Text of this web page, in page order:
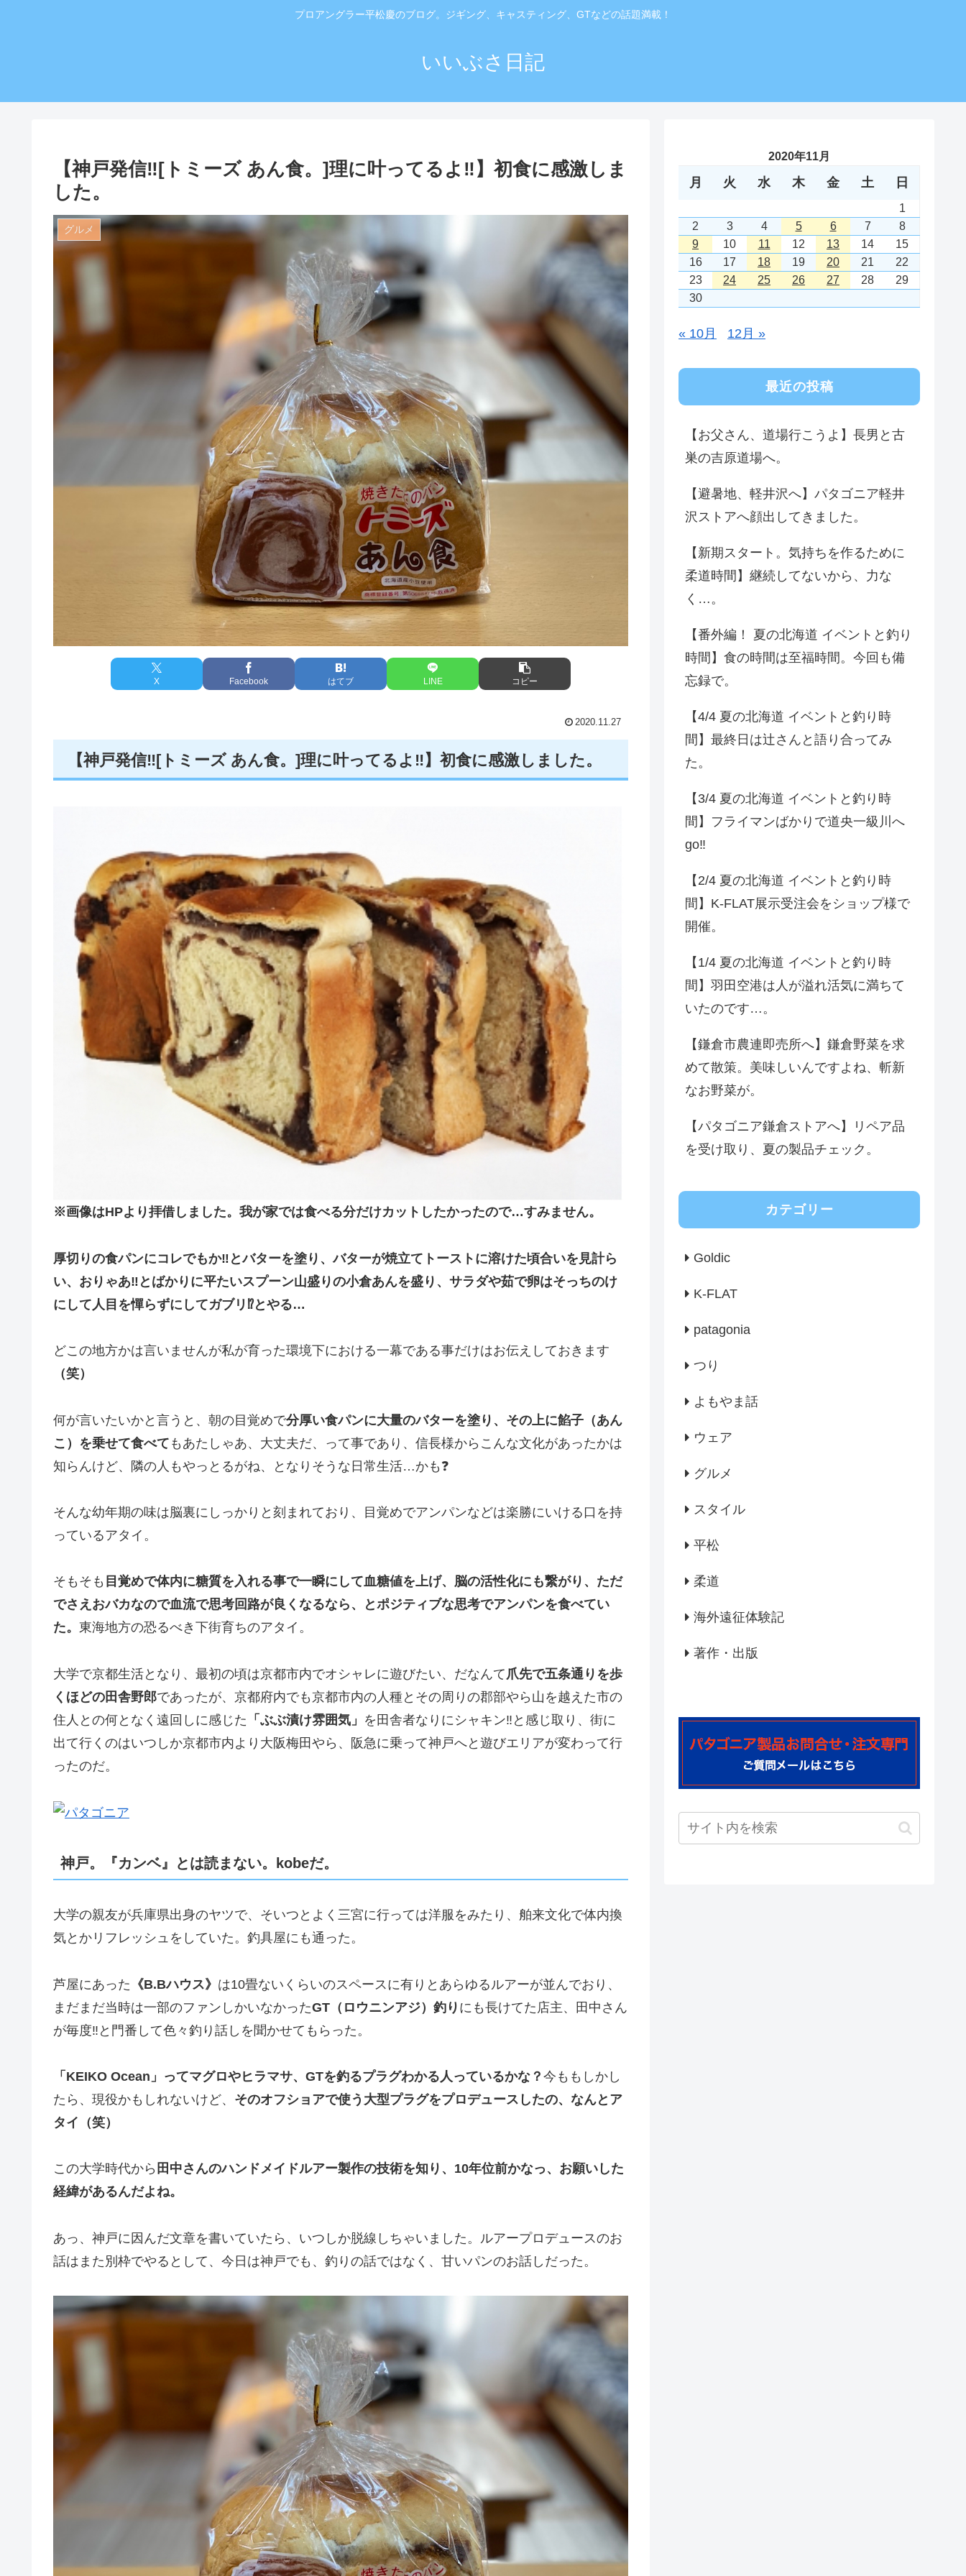
プロアングラー平松慶のブログ。ジギング、キャスティング、GTなどの話題満載！
いいぶさ日記
【神戸発信‼️[トミーズ あん食。]理に叶ってるよ‼️】初食に感激しま
した。
グルメ
X Facebook はてブ LINE コピー
2020.11.27
【神戸発信‼️[トミーズ あん食。]理に叶ってるよ‼️】初食に感激しました。
※画像はHPより拝借しました。我が家では食べる分だけカットしたかったので…すみません。
厚切りの食パンにコレでもか‼️とバターを塗り、バターが焼立てトーストに溶けた頃合いを見計ら
い、おりゃあ‼️とばかりに平たいスプーン山盛りの小倉あんを盛り、サラダや茹で卵はそっちのけ
にして人目を憚らずにしてガブリ⁉️とやる…
どこの地方かは言いませんが私が育った環境下における一幕である事だけはお伝えしておきます
（笑）
何が言いたいかと言うと、朝の目覚めで分厚い食パンに大量のバターを塗り、その上に餡子（あん
こ）を乗せて食べて もあたしゃあ、大丈夫だ、って事であり、信長様からこんな文化があったかは
知らんけど、隣の人もやっとるがね、となりそうな日常生活…かも❓
そんな幼年期の味は脳裏にしっかりと刻まれており、目覚めでアンパンなどは楽勝にいける口を持
っているアタイ。
そもそも 目覚めで体内に糖質を入れる事で一瞬にして血糖値を上げ、脳の活性化にも繋がり、ただ
でさえおバカなので血流で思考回路が良くなるなら、とポジティブな思考でアンパンを食べてい
た。 東海地方の恐るべき下街育ちのアタイ。
大学で京都生活となり、最初の頃は京都市内でオシャレに遊びたい、だなんて 爪先で五条通りを歩
くほどの田舎野郎であったが、京都府内でも京都市内の人種とその周りの郡部やら山を越えた市の
住人との何となく遠回しに感じた 「ぶぶ漬け雰囲気」 を田舎者なりにシャキン‼️と感じ取り、街に
出て行くのはいつしか京都市内より大阪梅田やら、阪急に乗って神戸へと遊びエリアが変わって行
ったのだ。
神戸。『カンベ』とは読まない。kobeだ。
大学の親友が兵庫県出身のヤツで、そいつとよく三宮に行っては洋服をみたり、舶来文化で体内換
気とかリフレッシュをしていた。釣具屋にも通った。
芦屋にあった 《B.Bハウス》 は10畳ないくらいのスペースに有りとあらゆるルアーが並んでおり、
まだまだ当時は一部のファンしかいなかったGT（ロウニンアジ）釣り にも長けてた店主、田中さん
が毎度‼️と門番して色々釣り話しを聞かせてもらった。
「KEIKO Ocean」ってマグロやヒラマサ、GTを釣るプラグわかる人っているかな？ 今ももしかし
たら、現役かもしれないけど、 そのオフショアで使う大型プラグをプロデュースしたの、なんとア
タイ（笑）
この大学時代から 田中さんのハンドメイドルアー製作の技術を知り、10年位前かなっ、お願いした
経緯があるんだよね。
あっ、神戸に因んだ文章を書いていたら、いつしか脱線しちゃいました。ルアープロデュースのお
話はまた別枠でやるとして、今日は神戸でも、釣りの話ではなく、甘いパンのお話しだった。
2020年11月
月 火 水 木 金 土 日
1
2
3 4 5 6 7
8
9
10 11 12 13 14
15
16
17 18 19 20 21
22
23
24 25 26 27 28
29
30
« 10月 12月 »
最近の投稿
【お父さん、道場行こうよ】長男と古
巣の吉原道場へ。
【避暑地、軽井沢へ】パタゴニア軽井
沢ストアへ顔出してきました。
【新期スタート。気持ちを作るために
柔道時間】継続してないから、力な
く…。
【番外編！ 夏の北海道 イベントと釣り
時間】食の時間は至福時間。今回も備
忘録で。
【4/4 夏の北海道 イベントと釣り時
間】最終日は辻さんと語り合ってみ
た。
【3/4 夏の北海道 イベントと釣り時
間】フライマンばかりで道央一級川へ
go‼️
【2/4 夏の北海道 イベントと釣り時
間】K-FLAT展示受注会をショップ様で
開催。
【1/4 夏の北海道 イベントと釣り時
間】羽田空港は人が溢れ活気に満ちて
いたのです…。
【鎌倉市農連即売所へ】鎌倉野菜を求
めて散策。美味しいんですよね、斬新
なお野菜が。
【パタゴニア鎌倉ストアへ】リペア品
を受け取り、夏の製品チェック。
カテゴリー
Goldic
K-FLAT
patagonia
つり
よもやま話
ウェア
グルメ
スタイル
平松
柔道
海外遠征体験記
著作・出版